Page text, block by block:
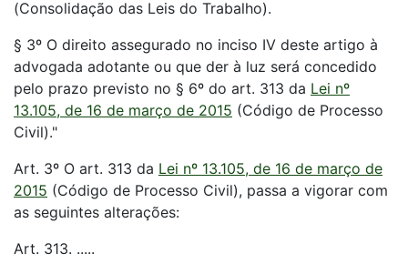
(Consolidação das Leis do Trabalho).
§ 3º O direito assegurado no inciso IV deste artigo à
advogada adotante ou que der à luz será concedido
pelo prazo previsto no § 6º do art. 313 da Lei nº
13.105, de 16 de março de 2015 (Código de Processo
Civil)."
Art. 3º O art. 313 da Lei nº 13.105, de 16 de março de
2015 (Código de Processo Civil), passa a vigorar com
as seguintes alterações:
Art. 313. .....